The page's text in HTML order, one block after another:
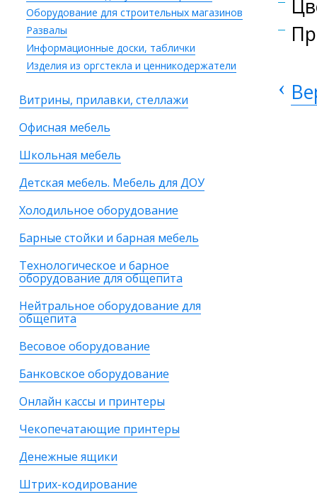
Оборудование для строительных магазинов
Развалы
Информационные доски, таблички
Изделия из оргстекла и ценникодержатели
Витрины, прилавки, стеллажи
Офисная мебель
Школьная мебель
Детская мебель. Мебель для ДОУ
Холодильное оборудование
Барные стойки и барная мебель
Технологическое и барное
оборудование для общепита
Нейтральное оборудование для
общепита
Весовое оборудование
Банковское оборудование
Онлайн кассы и принтеры
Чекопечатающие принтеры
Денежные ящики
Штрих-кодирование
‹